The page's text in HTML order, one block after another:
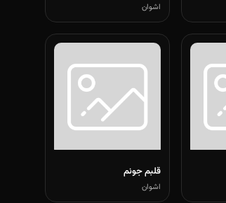
اشوان
قلبم جونم
اشوان